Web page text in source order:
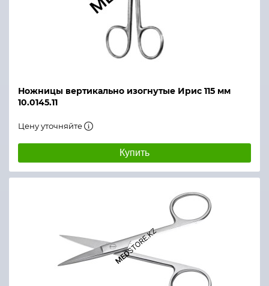
Ножницы вертикально изогнутые Ирис 115 мм
10.0145.11
Цену уточняйте
Купить